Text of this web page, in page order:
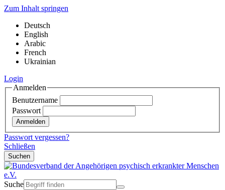
Zum Inhalt springen
Deutsch
English
Arabic
French
Ukrainian
Login
Anmelden
Benutzername
Passwort
Passwort vergessen?
Schließen
Suchen
Suche